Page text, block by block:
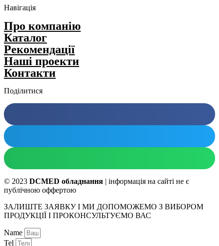
Навігація
Про компанію
Каталог
Рекомендації
Нашi проекти
Контакти
Поділитися
© 2023 DCMED обладнання | інформація на сайті не є
публічною оффертою
ЗАЛИШТЕ ЗАЯВКУ І МИ ДОПОМОЖЕМО З ВИБОРОМ
ПРОДУКЦІЇ І ПРОКОНСУЛЬТУЄМО ВАС
Name
Tel